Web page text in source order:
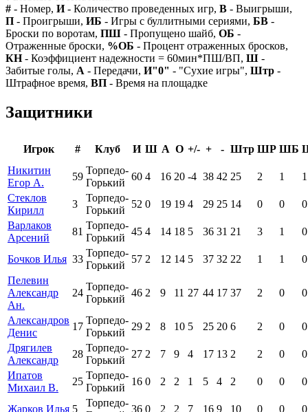
# - Номер, И- Количество проведенных игр, В - Выигрыши,
П - Проигрыши, ИБ - Игры с буллитными сериями, БВ -
Броски по воротам, ПШ - Пропущено шайб, ОБ -
Отраженные броски, %ОБ - Процент отраженных бросков,
КН- Коэффициент надежности = 60мин*ПШ/ВП, Ш -
Забитые голы, А - Передачи, И"0" - "Сухие игры", Штр -
Штрафное время, ВП - Время на площадке
Защитники
Игрок # Клуб И Ш А О +/- + - Штр ШР ШБ
Никитин
Егор А.
59
Торпедо-
Горький
60 4 16 20 -4 38 42 25 2 1
1
Стеклов
Кирилл
3
Торпедо-
Горький
52 0 19 19 4 29 25 14 0 0
0
Варлаков
Арсений
81
Торпедо-
Горький
45 4 14 18 5 36 31 21 3 1 0
Бочков Илья 33
Торпедо-
Горький
57 2 12 14 5 37 32 22 1 1
0
Пелевин
Александр
Ан.
24
Торпедо-
Горький
46 2 9 11 27 44 17 37 2 0 0
Александров
Денис
17
Торпедо-
Горький
29 2 8 10 5 25 20 6 2 0
0
Дрягилев
Александр
28
Торпедо-
Горький
27 2 7 9 4 17 13 2 2 0
0
Ипатов
Михаил В.
25
Торпедо-
Горький
16 0 2 2 1 5 4 2 0 0 0
Жарков Илья 5
Торпедо-
36 0 2 2 7 16 9 10 0 0 0